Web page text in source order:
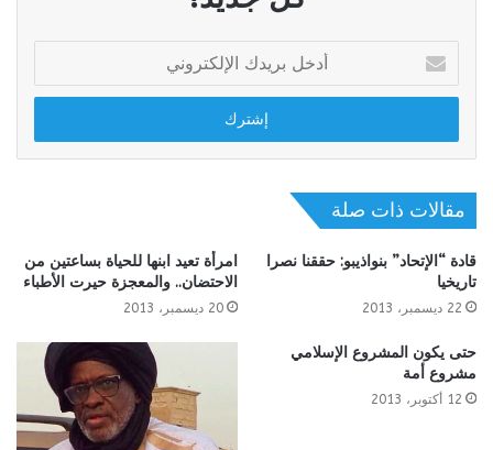
بريدك
الإلكتروني
مقالات ذات صلة
قادة “الإتحاد” بنواذيبو: حققنا نصرا
تاريخيا
22 ديسمبر، 2013
امرأة تعيد ابنها للحياة بساعتين من
الاحتضان.. والمعجزة حيرت الأطباء
20 ديسمبر، 2013
حتى يكون المشروع الإسلامي
مشروع أمة
12 أكتوبر، 2013